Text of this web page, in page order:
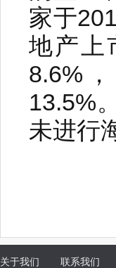
家于
地产上
8.6%
13.5%
未进行
关于我们 联系我们